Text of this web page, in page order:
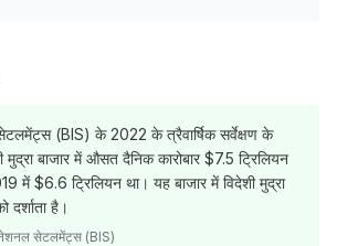
(BIS) के 2022 के त्रैवार्षिक सर्वेक्षण के
मुद्रा बाजार में औसत दैनिक कारोबार $7.5 ट्रिलियन
में $6.6 ट्रिलियन था। यह बाजार में विदेशी मुद्रा
दर्शाता है।
सेटलमेंट्स (BIS)